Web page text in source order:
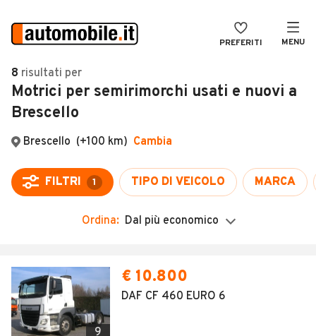
PREFERITI MENU
Auto
Auto usate
Auto Km 0
Auto Nuove
Moto
Camper
Veicoli Commerciali
VENDI
MAGAZINE
ACCEDI
8 risultati per
Motrici per semirimorchi usati e nuovi a
Brescello
Ordina: Dal più economico
9
€ 10.800
DAF CF 460 EURO 6